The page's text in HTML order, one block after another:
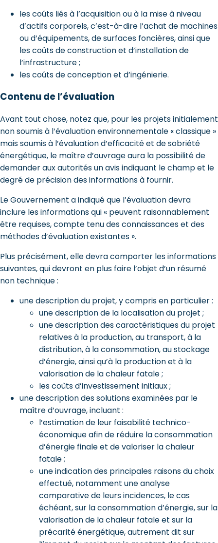
les coûts liés à l’acquisition ou à la mise à niveau
d’actifs corporels, c’est-à-dire l’achat de machines
ou d’équipements, de surfaces foncières, ainsi que
les coûts de construction et d’installation de
l’infrastructure ;
les coûts de conception et d’ingénierie.
Contenu de l’évaluation
Avant tout chose, notez que, pour les projets initialement
non soumis à l’évaluation environnementale « classique »
mais soumis à l’évaluation d’efficacité et de sobriété
énergétique, le maître d’ouvrage aura la possibilité de
demander aux autorités un avis indiquant le champ et le
degré de précision des informations à fournir.
Le Gouvernement a indiqué que l’évaluation devra
inclure les informations qui « peuvent raisonnablement
être requises, compte tenu des connaissances et des
méthodes d’évaluation existantes ».
Plus précisément, elle devra comporter les informations
suivantes, qui devront en plus faire l’objet d’un résumé
non technique :
une description du projet, y compris en particulier :
une description de la localisation du projet ;
une description des caractéristiques du projet
relatives à la production, au transport, à la
distribution, à la consommation, au stockage
d’énergie, ainsi qu’à la production et à la
valorisation de la chaleur fatale ;
les coûts d’investissement initiaux ;
une description des solutions examinées par le
maître d’ouvrage, incluant :
l’estimation de leur faisabilité technico-
économique afin de réduire la consommation
d’énergie finale et de valoriser la chaleur
fatale ;
une indication des principales raisons du choix
effectué, notamment une analyse
comparative de leurs incidences, le cas
échéant, sur la consommation d’énergie, sur la
valorisation de la chaleur fatale et sur la
précarité énergétique, autrement dit sur